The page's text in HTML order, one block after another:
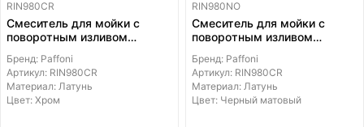
RIN980CR
Смеситель для мойки с
поворотным изливом
Бренд: Paffoni
Артикул: RIN980CR
Материал: Латунь
Цвет: Хром
RIN980NO
Смеситель для мойки с
поворотным изливом
Бренд: Paffoni
Артикул: RIN980CR
Материал: Латунь
Цвет: Черный матовый